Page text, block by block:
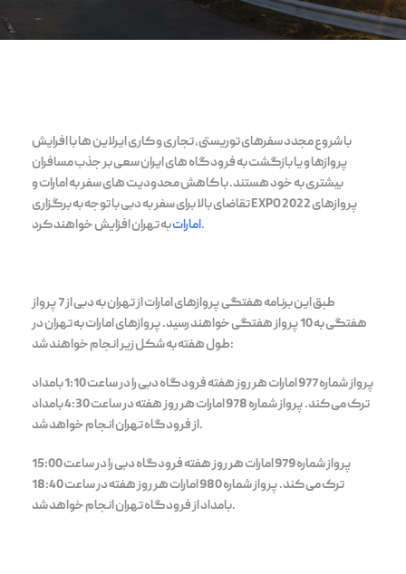
با شروع مجدد سفرهای توریستی، تجاری و کاری ایرلاین ها با افرایش
پروازها و یا بازگشت به فرودگاه های ایران سعی بر جذب مسافران
بیشتری به خود هستند. با کاهش محدودیت های سفر به امارات و
تقاضای بالا برای سفر به دبی با توجه به برگزاری EXPO 2022 پروازهای
اماراتبه تهران افزایش خواهند کرد.
طبق این برنامه هفتگی پروازهای امارات از تهران به دبی از 7 پرواز
هفتگی به 10 پرواز هفتگی خواهند رسید. پروازهای امارات به تهران در
طول هفته به شکل زیر انجام خواهند شد:
پرواز شماره 977 امارات هر روز هفته فرودگاه دبی را در ساعت 1:10 بامداد
ترک می کند. پرواز شماره 978 امارات هر روز هفته در ساعت 4:30 بامداد
از فرودگاه تهران انجام خواهد شد.
پرواز شماره 979 امارات هر روز هفته فرودگاه دبی را در ساعت 15:00
ترک می کند. پرواز شماره 980 امارات هر روز هفته در ساعت 18:40
بامداد از فرودگاه تهران انجام خواهد شد.